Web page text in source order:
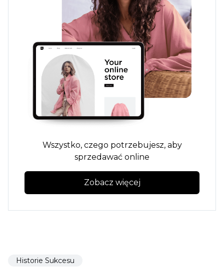
Wszystko, czego potrzebujesz, aby
sprzedawać online
Zobacz więcej
Historie Sukcesu